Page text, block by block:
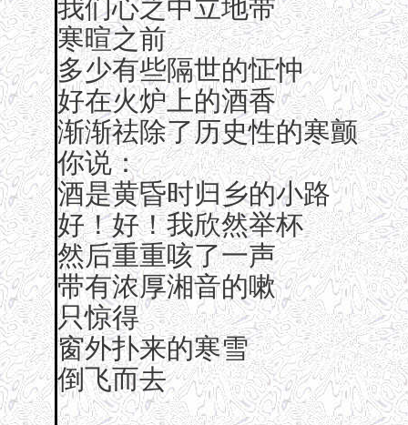
我们心之中立地带
寒暄之前
多少有些隔世的怔忡
好在火炉上的酒香
渐渐祛除了历史性的寒颤
你说：
酒是黄昏时归乡的小路
好！好！我欣然举杯
然后重重咳了一声
带有浓厚湘音的嗽
只惊得
窗外扑来的寒雪
倒飞而去